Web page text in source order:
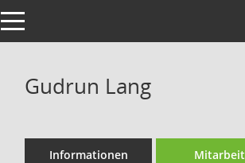
Toggle navigation
Gudrun Lang
Informationen Mitarbeit